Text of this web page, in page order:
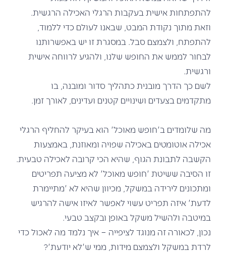
להתפתחות אישית בעקבות הרגלי האכילה הרגשית.
וזאת מתוך נקודת המבט, שבאנו לעולם כדי ללמוד,
להתפתח, ולצמצם סבל. במסגרת זו יש באפשרותנו
לבחור לממש את החופש שלנו, ולהגיע לרווחה אישית
ורגשית.
לשם כך הדרך מובנית כתהליך סדור ומובנה, בו
מתקדמים בצעדים ושינויים קטנים ועדינים, לאורך זמן.
מה שלומדים ב'חופש מאוכל' הוא בעיקר להחליף הרגלי
אכילה אוטומטים באכילה שפויה ומאוזנת, באמצעות
הקשבה לתבונת הגוף, שהיא הכי קרובה לאכילה טבעית.
זו הסיבה ששיטת 'חופש מאוכל' לא מציעה תפריטים
ומתכונים לירידה במשקל, מכיוון שהיא לא 'מתיימרת
לדעת' איזה תפריט עשוי לאפשר לאיזו אישה להרגיש
במיטבה ולהשיל משקל באופן ובקצב טבעי.
נכון, לכאורה זה מנוגד לציפייה – איך נלמד מה לאכול כדי
לרדת במשקל ולצמצם מידות, ממי ש'לא יודעת'?